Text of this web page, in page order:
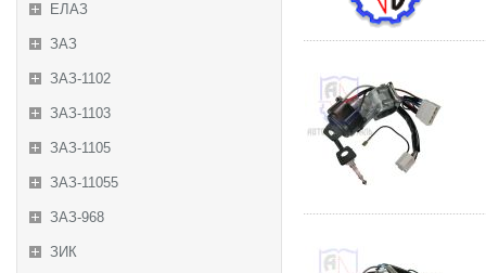
ЕЛАЗ
ЗАЗ
ЗАЗ-1102
ЗАЗ-1103
ЗАЗ-1105
ЗАЗ-11055
ЗАЗ-968
ЗИК